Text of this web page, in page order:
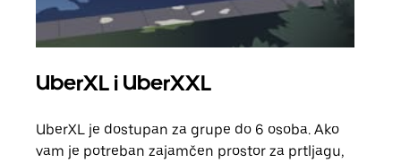
UberXL i UberXXL
UberXL je dostupan za grupe do 6 osoba. Ako
vam je potreban zajamčen prostor za prtljagu,